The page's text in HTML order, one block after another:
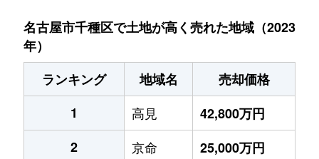
名古屋市千種区で土地が高く売れた地域（2023
年）
ランキング
地域名
売却価格
1
高見
42,800万円
2
京命
25,000万円